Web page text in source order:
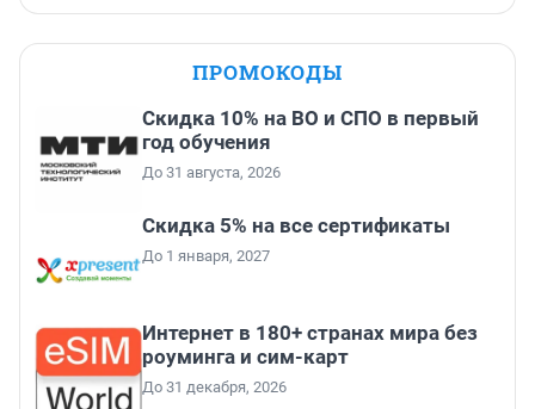
ПРОМОКОДЫ
Скидка 10% на ВО и СПО в первый
год обучения
До 31 августа, 2026
Скидка 5% на все сертификаты
До 1 января, 2027
Интернет в 180+ странах мира без
роуминга и сим-карт
До 31 декабря, 2026